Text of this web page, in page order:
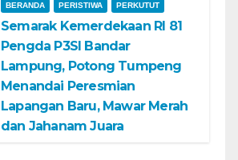
BERANDA PERISTIWA PERKUTUT
Semarak Kemerdekaan RI 81
Pengda P3SI Bandar
Lampung, Potong Tumpeng
Menandai Peresmian
Lapangan Baru, Mawar Merah
dan Jahanam Juara